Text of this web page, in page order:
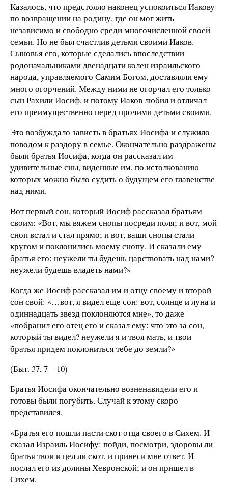
Казалось, что предстояло наконец успокоиться Иакову
по возвращении на родину, где он мог жить
независимо и свободно среди многочисленной своей
семьи. Но не был счастлив детьми своими Иаков.
Сыновья его, которые сделались впоследствии
родоначальниками двенадцати колен израильского
народа, управляемого Самим Богом, доставляли ему
много огорчений. Между ними не огорчал его только
сын Рахили Иосиф, и потому Иаков любил и отличал
его преимущественно перед прочими детьми своими.
Это возбуждало зависть в братьях Иосифа и служило
поводом к раздору в семье. Окончательно раздражены
были братья Иосифа, когда он рассказал им
удивительные сны, виденные им, по истолкованию
которых можно было судить о будущем его главенстве
над ними.
Вот первый сон, который Иосиф рассказал братьям
своим: «Вот, мы вяжем снопы посреди поля; и вот, мой
сноп встал и стал прямо; и вот, ваши снопы стали
кругом и поклонились моему снопу. И сказали ему
братья его: неужели ты будешь царствовать над нами?
неужели будешь владеть нами?»
Когда же Иосиф рассказал им и отцу своему и второй
сон свой: «…вот, я видел еще сон: вот, солнце и луна и
одиннадцать звезд поклоняются мне», то даже
«побранил его отец его и сказал ему: что это за сон,
который ты видел? неужели я и твоя мать, и твои
братья придем поклониться тебе до земли?»
(Быт. 37, 7—10)
Братья Иосифа окончательно возненавидели его и
готовы были погубить. Случай к этому скоро
представился.
«Братья его пошли пасти скот отца своего в Сихем. И
сказал Израиль Иосифу: пойди, посмотри, здоровы ли
братья твои и цел ли скот, и принеси мне ответ. И
послал его из долины Хевронской; и он пришел в
Сихем.